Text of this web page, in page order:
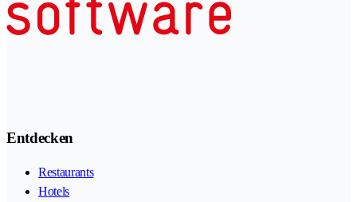
Entdecken
Restaurants
Hotels